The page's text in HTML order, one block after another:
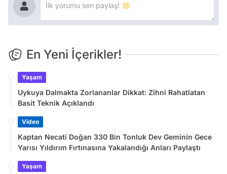
En Yeni İçerikler!
Yaşam
Uykuya Dalmakta Zorlananlar Dikkat: Zihni Rahatlatan
Basit Teknik Açıklandı
Video
Kaptan Necati Doğan 330 Bin Tonluk Dev Geminin Gece
Yarısı Yıldırım Fırtınasına Yakalandığı Anları Paylaştı
Yaşam